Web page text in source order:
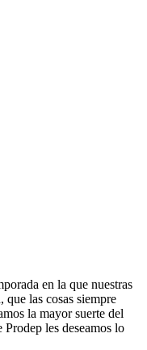
en la que nuestras
que las cosas siempre
la mayor suerte del
Prodep les deseamos lo